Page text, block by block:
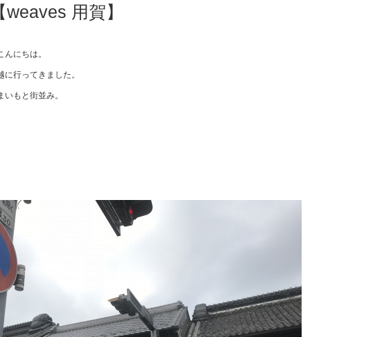
weaves 用賀】
んにちは。
に行ってきました。
いもと街並み。